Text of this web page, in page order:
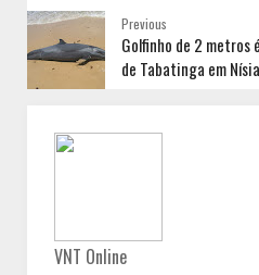
Previous
Golfinho de 2 metros
de Tabatinga em
VNT Online